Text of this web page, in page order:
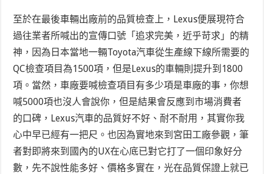
至於在最後車輛出廠前的品質檢查上，Lexus便展現符合
過往業者所喊出的宣傳口號「追求完美，近乎苛求」的精
神，因為日本當地一輛Toyota汽車從生產線下線所需要的
QC檢查項目為1500項，但是Lexus的車輛則提升到1800
項。當然，車廠要喊檢查項目有多少項是車廠的事，你想
喊5000項也沒人會說你，但是結果會反應到市場消費者
的口碑，Lexus汽車的品質好不好、耐不耐用，其實你我
心中早已經有一把尺。也因為實地來到宮田工廠參觀，筆
者對即將來到國內的UX在心底已對它打了一個印象好分
數，先不說性能多好、價格多實在，光在品質保證上就已